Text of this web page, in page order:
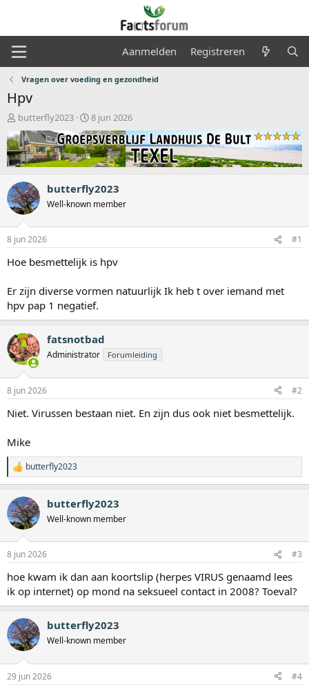
Aanmelden Registreren
Vragen over voeding en gezondheid
Hpv
O
n
d
e
r
w
e
r
p
s
t
r
e
r
butterfly2023
S
t
a
r
t
a
t
m
8 jun 2026
butterfly2023
Well-known member
8 jun 2026 #1
Hoe besmettelijk is hpv
Er zijn diverse vormen natuurlijk Ik heb t over iemand met
hpv pap 1 negatief.
fatsnotbad
Administrator Forumleiding
8 jun 2026 #2
Niet. Virussen bestaan niet. En zijn dus ook niet besmettelijk.
Mike
W
a
r
d
e
n
e
n
:
butterfly2023
butterfly2023
Well-known member
8 jun 2026 #3
hoe kwam ik dan aan koortslip (herpes VIRUS genaamd lees
ik op internet) op mond na seksueel contact in 2008? Toeval?
butterfly2023
Well-known member
29 jun 2026 #4